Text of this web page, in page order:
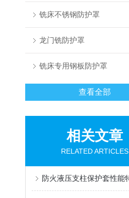
铣床不锈钢防护罩
龙门铣防护罩
铣床专用钢板防护罩
查看全部
相关文章
RELATED ARTICLES